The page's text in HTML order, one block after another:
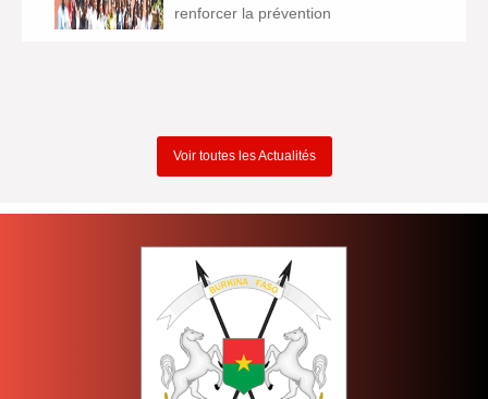
renforcer la prévention
Voir toutes les Actualités